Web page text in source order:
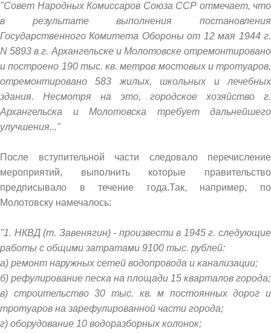
"Совет Народных Комиссаров Союза ССР отмечает, что
в результате выполнения постановления
Государственного Комитета Обороны от 12 мая 1944 г.
N 5893 в г. Архангельске и Молотовске отремонтировано
и построено 190 тыс. кв. метров мостовых и тротуаров,
отремонтировано 583 жилых, школьных и лечебных
здания. Несмотря на это, городское хозяйство г.
Архангельска и Молотовска требует дальнейшего
улучшения..."
После вступительной части следовало перечисление
мероприятий, выполнить которые правительство
предписывало в течение года.Так, например, по
Молотовску намечалось:
"1. НКВД (т. Завенягин) - произвести в 1945 г. следующие
работы с общими затратами 9100 тыс. рублей:
а) ремонт наружных сетей водопровода и канализации;
б) рефулирование песка на площади 15 кварталов города;
в) строительство 30 тыс. кв. м постоянных дорог и
тротуаров на зарефулированной части города;
г) оборудование 10 водоразборных колонок;